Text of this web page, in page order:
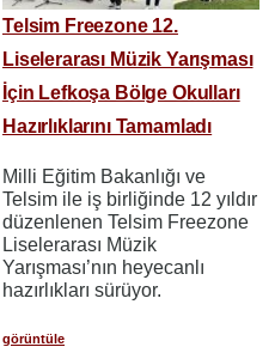
Telsim Freezone 12.
Liselerarası Müzik Yarışması
İçin Lefkoşa Bölge Okulları
Hazırlıklarını Tamamladı
Milli Eğitim Bakanlığı ve
Telsim ile iş birliğinde 12 yıldır
düzenlenen Telsim Freezone
Liselerarası Müzik
Yarışması’nın heyecanlı
hazırlıkları sürüyor.
görüntüle